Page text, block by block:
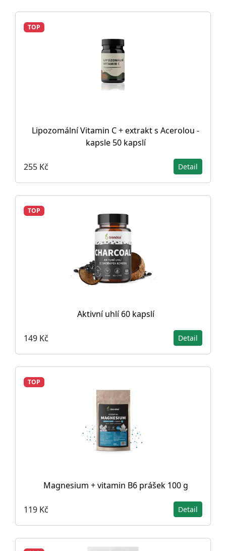
TOP
Lipozomální Vitamin C + extrakt s Acerolou -
kapsle 50 kapslí
255 Kč Detail
TOP
Aktivní uhlí 60 kapslí
149 Kč Detail
TOP
Magnesium + vitamin B6 prášek 100 g
119 Kč Detail